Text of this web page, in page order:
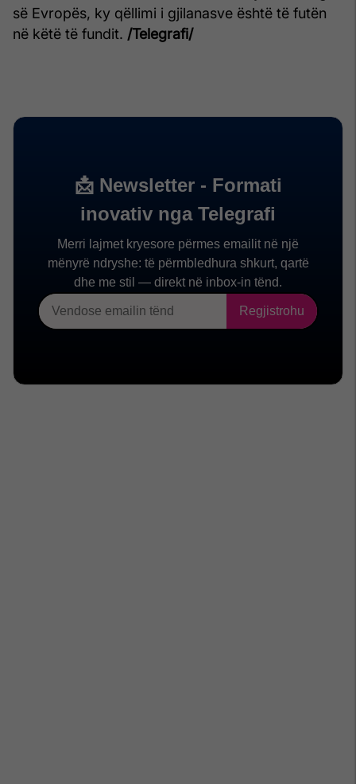
së Evropës, ky qëllimi i gjilanasve është të futën
në këtë të fundit. /Telegrafi/